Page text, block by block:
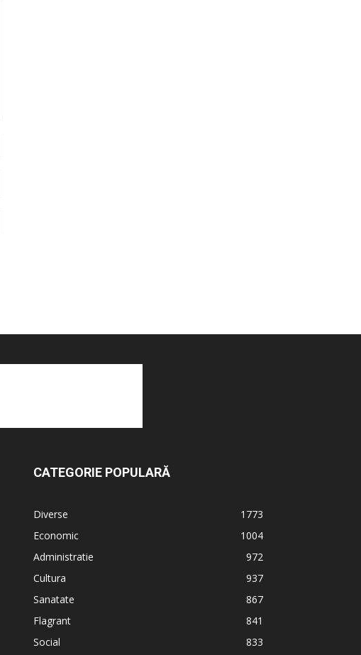
CATEGORIE POPULARĂ
Diverse
1773
Economic
1004
Administratie
972
Cultura
937
Sanatate
867
Flagrant
841
Social
833